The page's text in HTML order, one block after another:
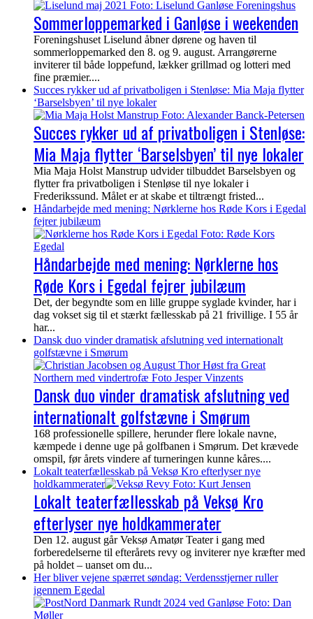
Sommerloppemarked i Ganløse i weekenden
Foreningshuset Liselund åbner dørene og haven til
sommerloppemarked den 8. og 9. august. Arrangørerne
inviterer til både loppefund, lækker grillmad og lotteri med
fine præmier....
Succes rykker ud af privatboligen i Stenløse: Mia Maja flytter
‘Barselsbyen’ til nye lokaler
Succes rykker ud af privatboligen i Stenløse:
Mia Maja flytter ‘Barselsbyen’ til nye lokaler
Mia Maja Holst Manstrup udvider tilbuddet Barselsbyen og
flytter fra privatboligen i Stenløse til nye lokaler i
Frederikssund. Målet er at skabe et tiltrængt fristed...
Håndarbejde med mening: Nørklerne hos Røde Kors i Egedal
fejrer jubilæum
Håndarbejde med mening: Nørklerne hos
Røde Kors i Egedal fejrer jubilæum
Det, der begyndte som en lille gruppe syglade kvinder, har i
dag vokset sig til et stærkt fællesskab på 21 frivillige. I 55 år
har...
Dansk duo vinder dramatisk afslutning ved internationalt
golfstævne i Smørum
Dansk duo vinder dramatisk afslutning ved
internationalt golfstævne i Smørum
168 professionelle spillere, herunder flere lokale navne,
kæmpede i denne uge på golfbanen i Smørum. Det krævede
omspil, før årets vindere af turneringen kunne kåres....
Lokalt teaterfællesskab på Veksø Kro efterlyser nye
holdkammerater
Lokalt teaterfællesskab på Veksø Kro
efterlyser nye holdkammerater
Den 12. august går Veksø Amatør Teater i gang med
forberedelserne til efterårets revy og inviterer nye kræfter med
på holdet – uanset om du...
Her bliver vejene spærret søndag: Verdensstjerner ruller
igennem Egedal